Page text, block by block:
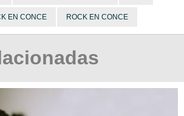
EN CONCE ROCK EN CONCE